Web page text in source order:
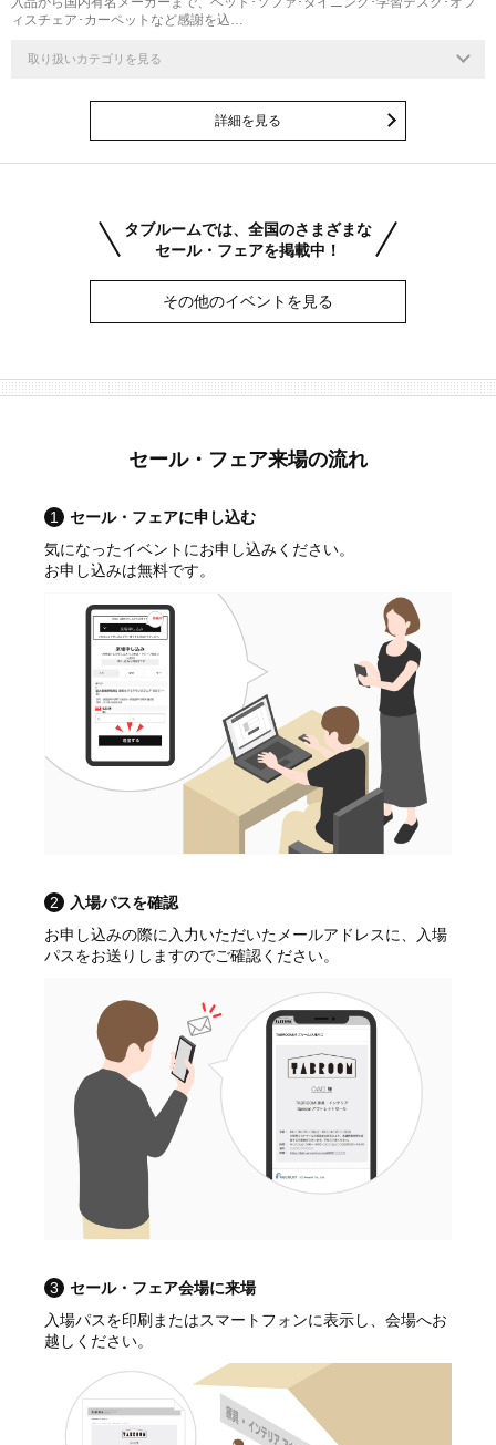
ィスチェア･カーペットなど感謝を込…
取り扱いカテゴリを見る
詳細を見る
タブルームでは、全国のさまざまな
セール・フェアを掲載中！
その他のイベントを見る
セール・フェア来場の流れ
1
セール・フェアに申し込む
気になったイベントにお申し込みください。
お申し込みは無料です。
2
入場パスを確認
お申し込みの際に入力いただいたメールアドレスに、入場
パスをお送りしますのでご確認ください。
3
セール・フェア会場に来場
入場パスを印刷またはスマートフォンに表示し、会場へお
越しください。